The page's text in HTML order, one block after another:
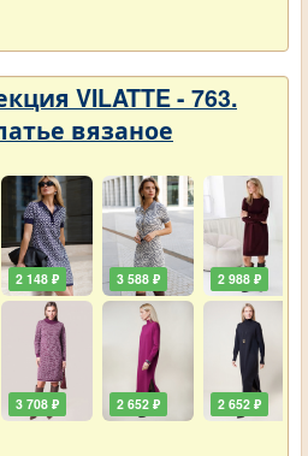
VILATTE - 763.
вязаное
2 148 ₽
3 708 ₽
3 588 ₽
2 652 ₽
2 988 ₽
2 652 ₽